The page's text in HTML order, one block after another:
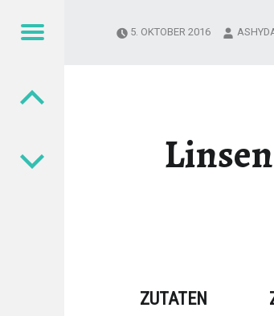
Menu
ZUTATEN
5. OKTOBER 2016